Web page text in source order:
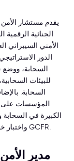
يقدم مستشار
الجنائية
الأمني السيبراني
الدور
السحابة،
للبيئات
السحابة.
المؤسسات على
الكبيرة في
واختبار خطط الاستجابة للحوادث التي تستفيد من خبرة GCFR.
مدير